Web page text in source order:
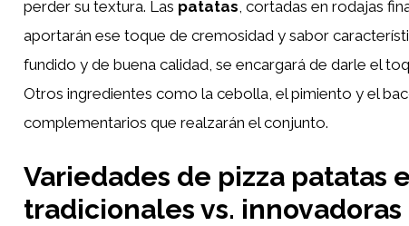
perder su textura. Las patatas, cortadas en rodajas
aportarán ese toque de cremosidad y sabor
fundido y de buena calidad, se encargará de darle el
Otros ingredientes como la cebolla, el pimiento y el
complementarios que realzarán el conjunto.
Variedades de pizza patatas
tradicionales vs. innovadoras